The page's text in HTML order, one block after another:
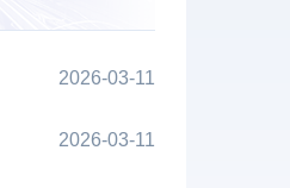
2026-03-11
2026-03-11